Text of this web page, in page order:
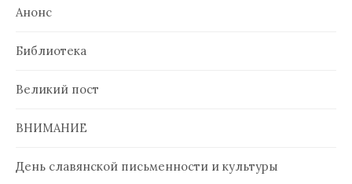
Анонс
Библиотека
Великий пост
ВНИМАНИЕ
День славянской письменности и культуры